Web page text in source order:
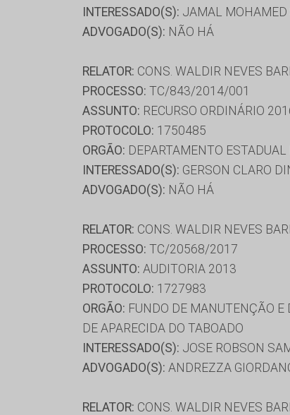
INTERESSADO(S): JAMAL MOHAMED
ADVOGADO(S): NÃO HÁ
RELATOR: CONS. WALDIR NEVES
PROCESSO: TC/843/2014/001
ASSUNTO: RECURSO ORDINÁRIO
PROTOCOLO: 1750485
ORGÃO: DEPARTAMENTO
INTERESSADO(S): GERSON CLARO
ADVOGADO(S): NÃO HÁ
RELATOR: CONS. WALDIR NEVES
PROCESSO: TC/20568/2017
ASSUNTO: AUDITORIA 2013
PROTOCOLO: 1727983
ORGÃO: FUNDO DE MANUTENÇÃO E
DE APARECIDA DO TABOADO
INTERESSADO(S): JOSE ROBSON
ADVOGADO(S): ANDREZZA
RELATOR: CONS. WALDIR NEVES